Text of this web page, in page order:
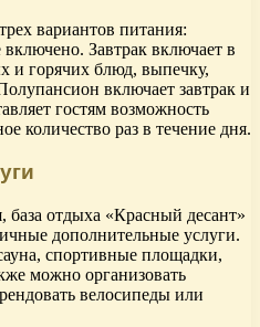
вариантов питания:
Завтрак включает в
и горячих блюд, выпечку,
включает завтрак и
гостям возможность
количество раз в течение дня.
отдыха «Красный десант»
дополнительные услуги.
спортивные площадки,
можно организовать
велосипеды или